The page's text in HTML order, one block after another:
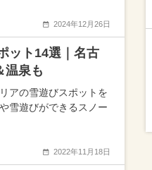
2024年12月26日
ット14選｜名古
温泉も
アの雪遊びスポットを
雪遊びができるスノー
2022年11月18日